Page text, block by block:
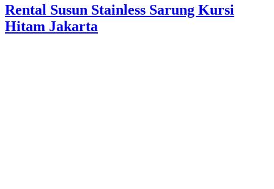
Rental Susun Stainless Sarung Kursi
Hitam Jakarta